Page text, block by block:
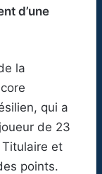
d’une
la
qui a
de 23
Titulaire et
points.